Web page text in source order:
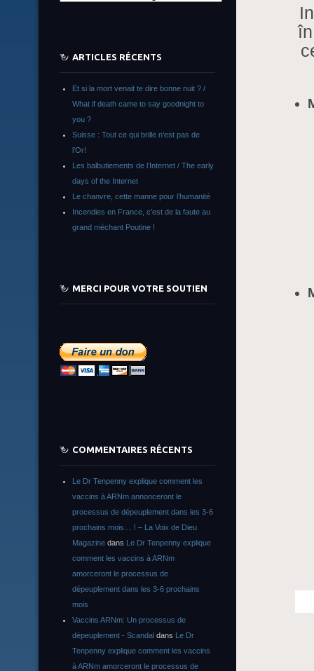
ARTICLES RÉCENTS
Et si la mort venait te dire bonne nuit ? /
What if death came to say goodnight to
you ?
Suisse : Tout ce qui brille n’est pas de
l’Or!
Les balbutiements de l’Internet / The early
days of the Internet
Le chanvre, cette manne pour l’humanité
Incendies en France, c’est de la faute au
grand méchant Poutine !
MERCI POUR VOTRE SOUTIEN
COMMENTAIRES RÉCENTS
Le Dr Tenpenny explique comment les
vaccins à ARNm annonceront le
processus de dépeuplement dans les 3-6
prochains mois… ! – La Voix de Dieu
Magazine dans Le Dr Tenpenny explique
comment les vaccins à ARNm
amorceront le processus de
dépeuplement dans les 3-6 prochains
mois
Vaccins ARNm: Un processus de
dépeuplement - Scandal dans Le Dr
Tenpenny explique comment les vaccins
à ARNm amorceront le processus de